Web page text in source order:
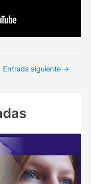
Entrada siguiente →